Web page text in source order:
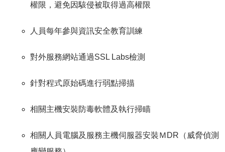
權限，避免因駭侵被取得過高權限
人員每年參與資訊安全教育訓練
對外服務網站通過SSL Labs檢測
針對程式原始碼進行弱點掃描
相關主機安裝防毒軟體及執行掃瞄
相關人員電腦及服務主機伺服器安裝ＭDR（威脅偵測